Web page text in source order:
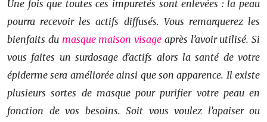
Une fois que toutes ces impuretés sont enlevées : la peau
pourra recevoir les actifs diffusés. Vous remarquerez les
bienfaits du masque maison visage après l’avoir utilisé. Si
vous faites un surdosage d’actifs alors la santé de votre
épiderme sera améliorée ainsi que son apparence. Il existe
plusieurs sortes de masque pour purifier votre peau en
fonction de vos besoins. Soit vous voulez l’apaiser ou